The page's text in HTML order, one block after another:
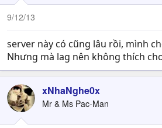
9/12/13
server này có cũng lâu rồi, mình
Nhưng mà lag nên không thích
xNhaNghe0x
Mr & Ms Pac-Man